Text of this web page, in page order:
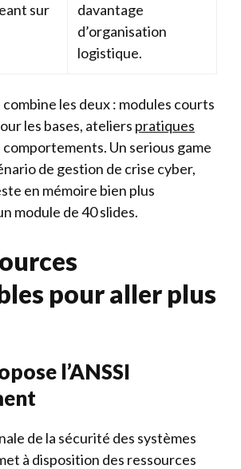
sur
davantage
d’organisation
logistique.
les deux : modules courts
les bases, ateliers pratiques
Un serious game
de gestion de crise cyber,
en mémoire bien plus
module de 40 slides.
pour aller plus
l’ANSSI
de la sécurité des systèmes
à disposition des ressources